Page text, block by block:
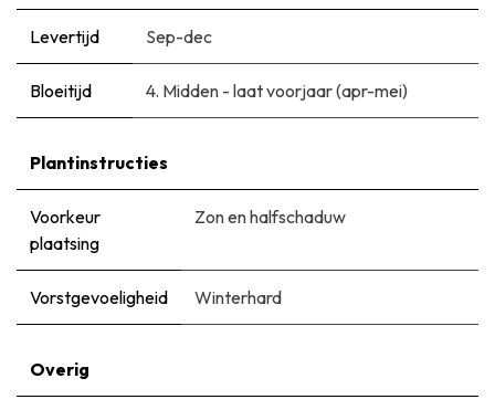
Levertijd Sep-dec
Bloeitijd ​4. Midden - laat voorjaar (apr-mei)
Plantinstructies
Voorkeur
plaatsing
Zon en halfschaduw
Vorstgevoeligheid Winterhard
Overig